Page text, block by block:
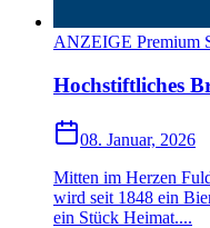
ANZEIGE Premium
Hochstiftliches
08. Januar, 2026
Mitten im Herzen
wird seit 1848 ein
ein Stück Heimat....